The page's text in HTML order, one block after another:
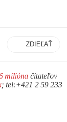
ZDIEĽAŤ
milióna čitateľov
; tel:+421 2 59 233